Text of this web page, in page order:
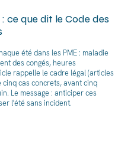
ce que dit le Code des
été dans les PME : maladie
des congés, heures
rappelle le cadre légal (articles
cas concrets, avant cinq
Le message : anticiper ces
l'été sans incident.